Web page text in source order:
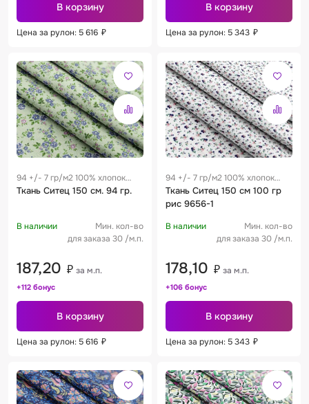
В корзину
Цена за рулон: 5 616 ₽
В корзину
Цена за рулон: 5 343 ₽
94 +/- 7 гр/м2 100% хлопок
0.28 м
Ткань Ситец 150 см. 94 гр.
В наличии
Мин. кол-во
для заказа 30 /м.п.
187,20 ₽ за м.п.
+112 бонус
В корзину
Цена за рулон: 5 616 ₽
94 +/- 7 гр/м2 100% хлопок
0.28 м
Ткань Ситец 150 см 100 гр
рис 9656-1
В наличии
Мин. кол-во
для заказа 30 /м.п.
178,10 ₽ за м.п.
+106 бонус
В корзину
Цена за рулон: 5 343 ₽